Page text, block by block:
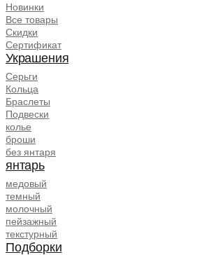
Новинки
Все товары
Скидки
Сертификат
Украшения
Серьги
Кольца
Браслеты
Подвески
колье
броши
без янтаря
янтарь
медовый
темный
молочный
пейзажный
текстурный
Подборки